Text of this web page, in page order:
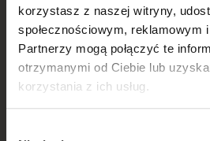
korzystasz z naszej witryny,
społecznościowym, reklamowym
Partnerzy mogą połączyć te
otrzymanymi od Ciebie lub
korzystania z ich usług.